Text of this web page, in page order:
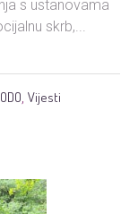
s ustanovama
skrb,...
Vijesti